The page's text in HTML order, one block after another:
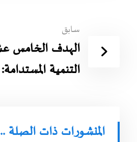
سابق
الهدف الخامس
التنمية
المنشورات ذات الصلة